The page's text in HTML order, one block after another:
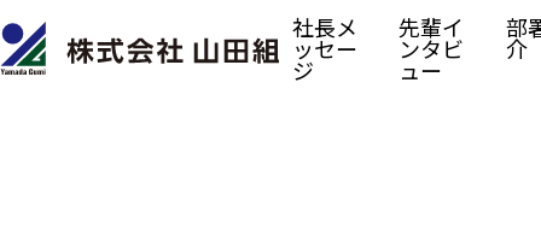
社長メ
ッセー
ジ
先輩イ
ンタビ
ュー
部
介